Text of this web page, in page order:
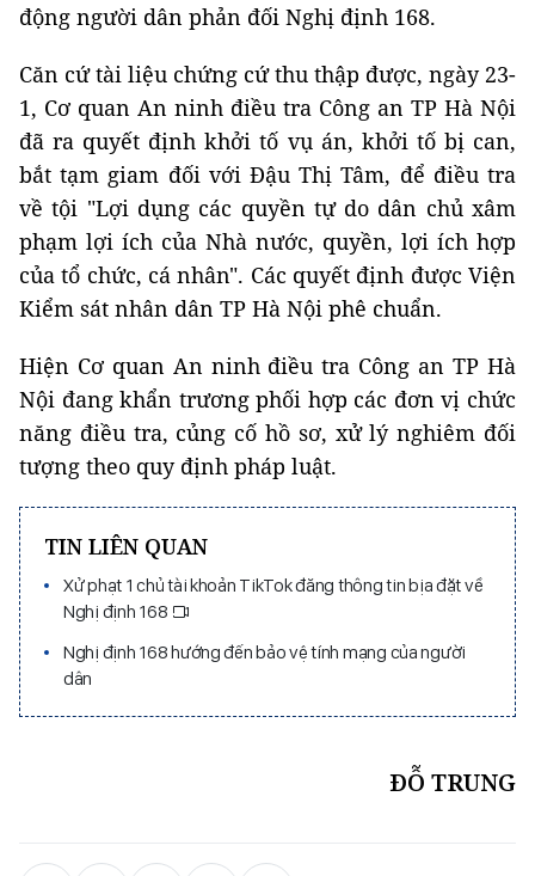
động người dân phản đối Nghị định 168.
Căn cứ tài liệu chứng cứ thu thập được, ngày 23-
1, Cơ quan An ninh điều tra Công an TP Hà Nội
đã ra quyết định khởi tố vụ án, khởi tố bị can,
bắt tạm giam đối với Đậu Thị Tâm, để điều tra
về tội "Lợi dụng các quyền tự do dân chủ xâm
phạm lợi ích của Nhà nước, quyền, lợi ích hợp
của tổ chức, cá nhân". Các quyết định được Viện
Kiểm sát nhân dân TP Hà Nội phê chuẩn.
Hiện Cơ quan An ninh điều tra Công an TP Hà
Nội đang khẩn trương phối hợp các đơn vị chức
năng điều tra, củng cố hồ sơ, xử lý nghiêm đối
tượng theo quy định pháp luật.
TIN LIÊN QUAN
Xử phạt 1 chủ tài khoản TikTok đăng thông tin bịa đặt về
Nghị định 168
Nghị định 168 hướng đến bảo vệ tính mạng của người
dân
ĐỖ TRUNG